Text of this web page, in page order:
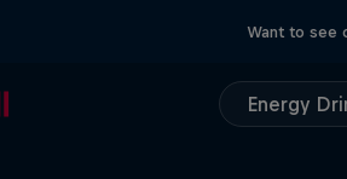
Want to see
Energy